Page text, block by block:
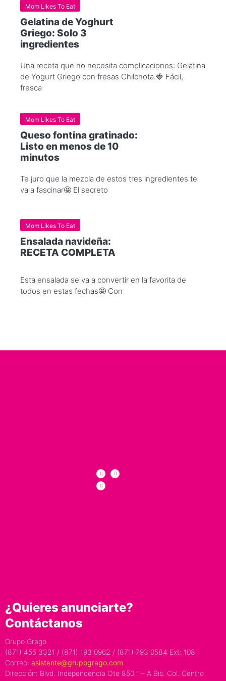
Mom Likes To Eat
Gelatina de Yoghurt
Griego: Solo 3
ingredientes
Una receta que no necesita complicaciones: Gelatina
de Yogurt Griego con fresas Chilchota.🍓 Fácil,
fresca
Mom Likes To Eat
Queso fontina gratinado:
Listo en menos de 10
minutos
Te juro que la mezcla de estos tres ingredientes te
va a fascinar🤩 El secreto
Mom Likes To Eat
Ensalada navideña:
RECETA COMPLETA
Esta ensalada se va a convertir en la favorita de
todos en estas fechas🤩 Con
¿Quieres anunciarte?
Contáctanos
Grupo Grago
(871) 455 3321 / (871) 193 0962 / (871) 793 0584 Ext: 108
Correo: asistente@grupogrago.com
Dirección: Blvd. Independencia Ote 850 1 – A Bis. Col. Centro